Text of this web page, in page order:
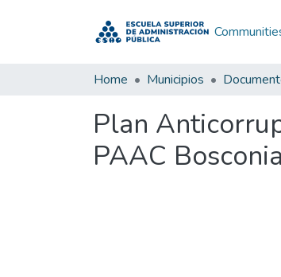
Home Municipios
Plan
PAAC